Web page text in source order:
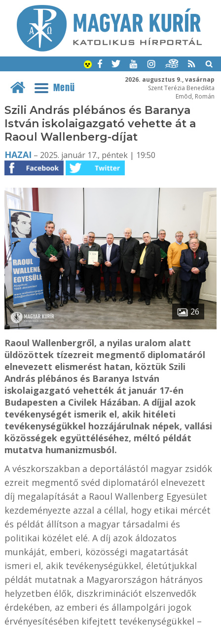
2026. augusztus 9., vasárnap
Szent Terézia Benedikta
Emõd, Román
Menü
Szili András plébános és Baranya
István iskolaigazgató vehette át a
Raoul Wallenberg-díjat
HAZAI – 2025. január 17., péntek | 19:50
26
Raoul Wallenbergről, a nyilas uralom alatt
üldözöttek tízezreit megmentő diplomatáról
elnevezett elismerést hatan, köztük Szili
András plébános és Baranya István
iskolaigazgató vehették át január 17-én
Budapesten a Civilek Házában. A díjjal azok
tevékenységét ismerik el, akik hitéleti
tevékenységükkel hozzájárulnak népek, vallási
közösségek együttéléséhez, méltó példát
mutatva humanizmusból.
A vészkorszakban a deportálástól magyar zsidók
ezreit megmentő svéd diplomatáról elnevezett
díj megalapítását a Raoul Wallenberg Egyesület
kezdeményezte azzal a céllal, hogy etikai mércét
és példát állítson a magyar társadalmi és
politikai közélet elé. A díj azok áldozatos
munkáját, emberi, közösségi magatartását
ismeri el, akik tevékenységükkel, életútjukkal
példát mutatnak a Magyarországon hátrányos
helyzetben élők, diszkriminációt elszenvedők
érdekében, az emberi és állampolgári jogok
érvényesítésében kifejtett tevékenységükkel –